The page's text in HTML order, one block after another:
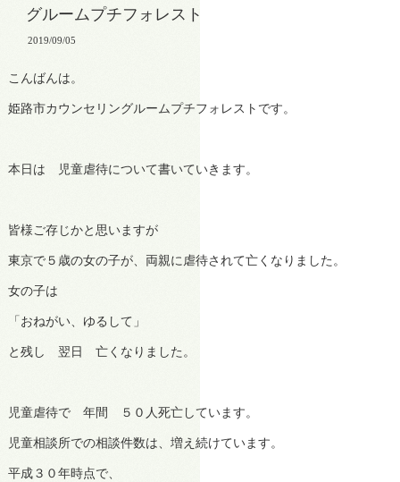
グルームプチフォレスト
2019/09/05
こんばんは。
姫路市カウンセリングルームプチフォレストです。
本日は 児童虐待について書いていきます。
皆様ご存じかと思いますが
東京で５歳の女の子が、両親に虐待されて亡くなりました。
女の子は
「おねがい、ゆるして」
と残し 翌日 亡くなりました。
児童虐待で 年間 ５０人死亡しています。
児童相談所での相談件数は、増え続けています。
平成３０年時点で、